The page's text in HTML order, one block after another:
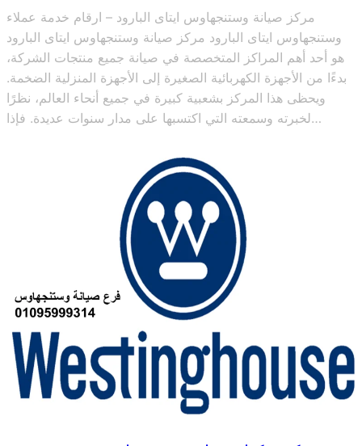
مركز صيانة وستنجهاوس ايتاى البارود – ارقام خدمة عملاء
وستنجهاوس ايتاى البارود مركز صيانة وستنجهاوس ايتاى البارود
هو أحد أهم المراكز المتخصصة في صيانة جميع منتجات الشركة،
بدءًا من الأجهزة الكهربائية الصغيرة إلى الأجهزة المنزلية الضخمة.
ويحظى هذا المركز بشعبية كبيرة في جميع أنحاء العالم، نظرًا
لخبرته وسمعته التي اكتسبها على مدار سنوات عديدة. فإذا…